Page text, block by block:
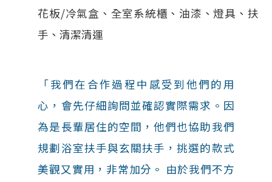
花板/冷氣盒、全室系統櫃、油漆、燈具、扶
手、清潔清運
「我們在合作過程中感受到他們的用
心，會先仔細詢問並確認實際需求。因
為是長輩居住的空間，他們也協助我們
規劃浴室扶手與玄關扶手，挑選的款式
美觀又實用，非常加分。 由於我們不方